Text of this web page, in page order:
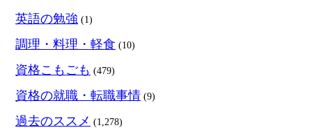
英語の勉強 (1)
調理・料理・軽食 (10)
資格こもごも (479)
資格の就職・転職事情 (9)
過去のススメ (1,278)